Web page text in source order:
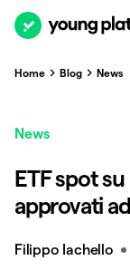
Home Blog News
News
ETF spot
approvati
Filippo Iachello